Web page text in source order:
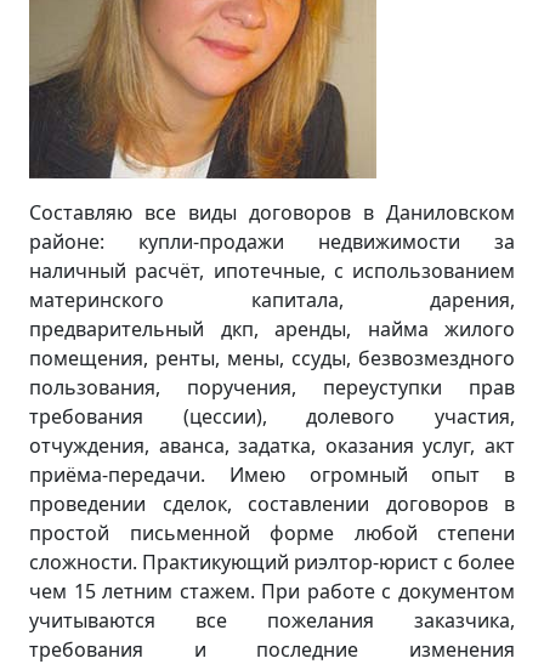
Составляю все виды договоров в Даниловском
районе: купли-продажи недвижимости за
наличный расчёт, ипотечные, с использованием
материнского капитала, дарения,
предварительный дкп, аренды, найма жилого
помещения, ренты, мены, ссуды, безвозмездного
пользования, поручения, переуступки прав
требования (цессии), долевого участия,
отчуждения, аванса, задатка, оказания услуг, акт
приёма-передачи. Имею огромный опыт в
проведении сделок, составлении договоров в
простой письменной форме любой степени
сложности. Практикующий риэлтор-юрист с более
чем 15 летним стажем. При работе с документом
учитываются все пожелания заказчика,
требования и последние изменения